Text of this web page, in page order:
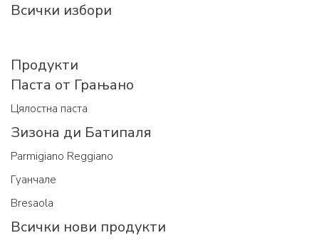
Всички избори
Продукти
Паста от Грањано
Цялостна паста
Зизона ди Батипаля
Parmigiano Reggiano
Гуанчале
Bresaola
Всички нови продукти